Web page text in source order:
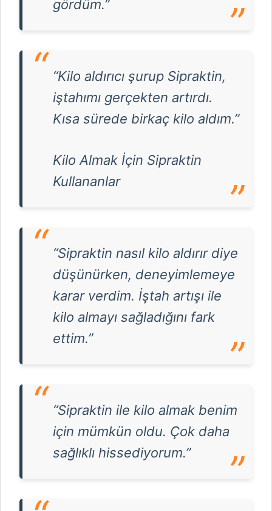
gördüm.”
“Kilo aldırıcı şurup Sipraktin,
iştahımı gerçekten artırdı.
Kısa sürede birkaç kilo aldım.”
Kilo Almak İçin Sipraktin
Kullananlar
“Sipraktin nasıl kilo aldırır diye
düşünürken, deneyimlemeye
karar verdim. İştah artışı ile
kilo almayı sağladığını fark
ettim.”
“Sipraktin ile kilo almak benim
için mümkün oldu. Çok daha
sağlıklı hissediyorum.”